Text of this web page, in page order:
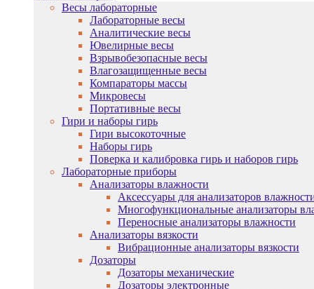
Весы лабораторные
Лабораторные весы
Аналитические весы
Ювелирные весы
Взрывобезопасные весы
Влагозащищенные весы
Компараторы массы
Микровесы
Портативные весы
Гири и наборы гирь
Гири высокоточные
Наборы гирь
Поверка и калибровка гирь и наборов гирь
Лабораторные приборы
Анализаторы влажности
Аксессуары для анализаторов
Многофункциональные анализаторы
Переносные анализаторы влажности
Анализаторы вязкости
Вибрационные анализаторы вязкости
Дозаторы
Дозаторы механические
Дозаторы электронные